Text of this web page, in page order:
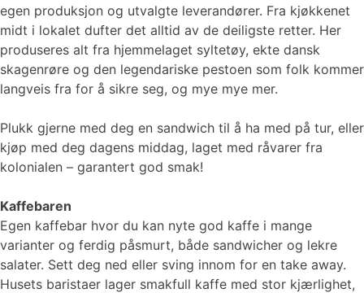
egen produksjon og utvalgte leverandører. Fra kjøkkenet
midt i lokalet dufter det alltid av de deiligste retter. Her
produseres alt fra hjemmelaget syltetøy, ekte dansk
skagenrøre og den legendariske pestoen som folk kommer
langveis fra for å sikre seg, og mye mye mer.
Plukk gjerne med deg en sandwich til å ha med på tur, eller
kjøp med deg dagens middag, laget med råvarer fra
kolonialen – garantert god smak!
Kaffebaren
Egen kaffebar hvor du kan nyte god kaffe i mange
varianter og ferdig påsmurt, både sandwicher og lekre
salater. Sett deg ned eller sving innom for en take away.
Husets baristaer lager smakfull kaffe med stor kjærlighet,